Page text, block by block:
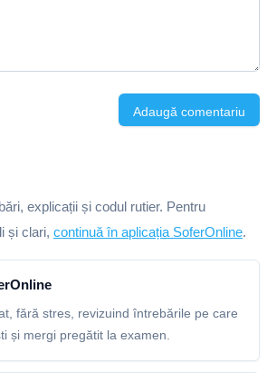
Adaugă comentariu
explicații și codul rutier. Pentru
și clari, continuă în aplicația SoferOnline.
fără stres, revizuind întrebările pe care
și mergi pregătit la examen.